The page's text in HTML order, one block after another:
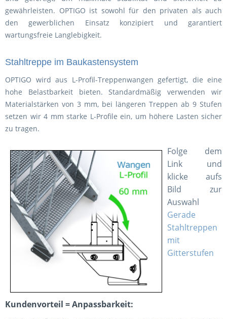
gewährleisten. OPTIGO ist sowohl für den privaten als auch
den gewerblichen Einsatz konzipiert und garantiert
wartungsfreie Langlebigkeit.
Stahltreppe im Baukastensystem
OPTIGO wird aus L-Profil-Treppenwangen gefertigt, die eine
hohe Belastbarkeit bieten. Standardmäßig verwenden wir
Materialstärken von 3 mm, bei längeren Treppen ab 9 Stufen
setzen wir 4 mm starke L-Profile ein, um höhere Lasten sicher
zu tragen.
Folge dem
Link und
klicke aufs
Bild zur
Auswahl
Gerade
Stahltreppen
mit
Gitterstufen
Kundenvorteil = Anpassbarkeit: